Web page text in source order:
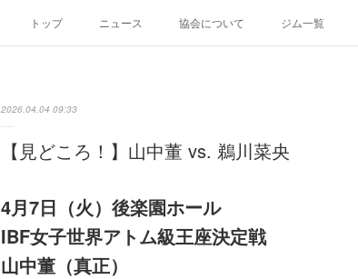
トップ ニュース 協会について ジム一覧
2026.04.04 09:33
【見どころ！】山中董 vs. 鵜川菜央
4月7日（火）後楽園ホール
IBF女子世界アトム級王座決定戦
山中董（真正）